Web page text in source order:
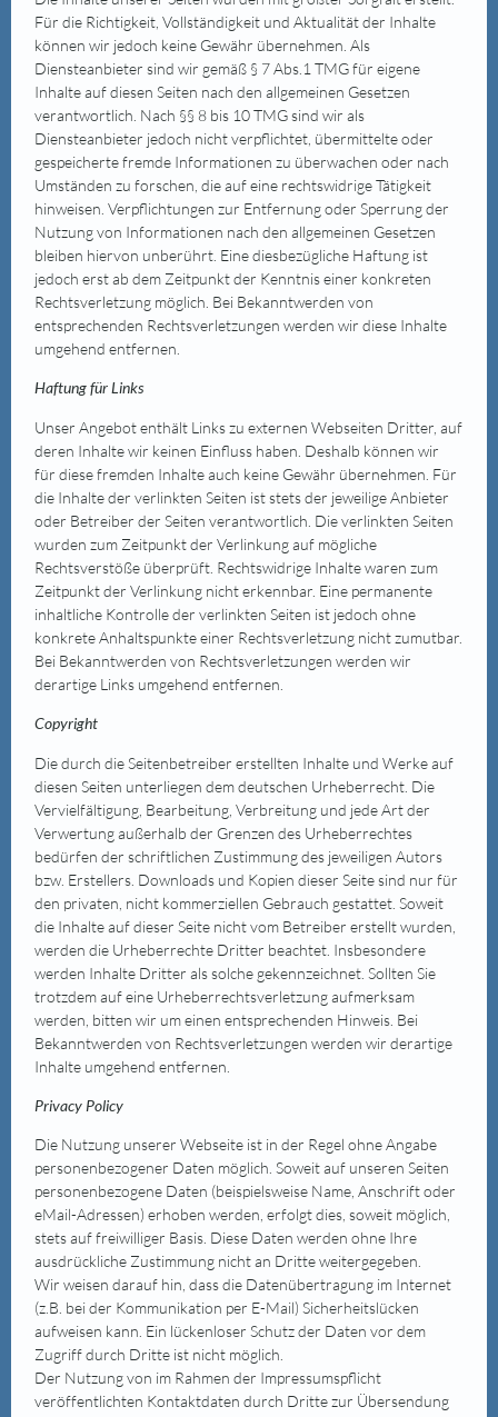
Für die Richtigkeit, Vollständigkeit und Aktualität der Inhalte
können wir jedoch keine Gewähr übernehmen. Als
Diensteanbieter sind wir gemäß § 7 Abs.1 TMG für eigene
Inhalte auf diesen Seiten nach den allgemeinen Gesetzen
verantwortlich. Nach §§ 8 bis 10 TMG sind wir als
Diensteanbieter jedoch nicht verpflichtet, übermittelte oder
gespeicherte fremde Informationen zu überwachen oder nach
Umständen zu forschen, die auf eine rechtswidrige Tätigkeit
hinweisen. Verpflichtungen zur Entfernung oder Sperrung der
Nutzung von Informationen nach den allgemeinen Gesetzen
bleiben hiervon unberührt. Eine diesbezügliche Haftung ist
jedoch erst ab dem Zeitpunkt der Kenntnis einer konkreten
Rechtsverletzung möglich. Bei Bekanntwerden von
entsprechenden Rechtsverletzungen werden wir diese Inhalte
umgehend entfernen.
Haftung für Links
Unser Angebot enthält Links zu externen Webseiten Dritter, auf
deren Inhalte wir keinen Einfluss haben. Deshalb können wir
für diese fremden Inhalte auch keine Gewähr übernehmen. Für
die Inhalte der verlinkten Seiten ist stets der jeweilige Anbieter
oder Betreiber der Seiten verantwortlich. Die verlinkten Seiten
wurden zum Zeitpunkt der Verlinkung auf mögliche
Rechtsverstöße überprüft. Rechtswidrige Inhalte waren zum
Zeitpunkt der Verlinkung nicht erkennbar. Eine permanente
inhaltliche Kontrolle der verlinkten Seiten ist jedoch ohne
konkrete Anhaltspunkte einer Rechtsverletzung nicht zumutbar.
Bei Bekanntwerden von Rechtsverletzungen werden wir
derartige Links umgehend entfernen.
Copyright
Die durch die Seitenbetreiber erstellten Inhalte und Werke auf
diesen Seiten unterliegen dem deutschen Urheberrecht. Die
Vervielfältigung, Bearbeitung, Verbreitung und jede Art der
Verwertung außerhalb der Grenzen des Urheberrechtes
bedürfen der schriftlichen Zustimmung des jeweiligen Autors
bzw. Erstellers. Downloads und Kopien dieser Seite sind nur für
den privaten, nicht kommerziellen Gebrauch gestattet. Soweit
die Inhalte auf dieser Seite nicht vom Betreiber erstellt wurden,
werden die Urheberrechte Dritter beachtet. Insbesondere
werden Inhalte Dritter als solche gekennzeichnet. Sollten Sie
trotzdem auf eine Urheberrechtsverletzung aufmerksam
werden, bitten wir um einen entsprechenden Hinweis. Bei
Bekanntwerden von Rechtsverletzungen werden wir derartige
Inhalte umgehend entfernen.
Privacy Policy
Die Nutzung unserer Webseite ist in der Regel ohne Angabe
personenbezogener Daten möglich. Soweit auf unseren Seiten
personenbezogene Daten (beispielsweise Name, Anschrift oder
eMail-Adressen) erhoben werden, erfolgt dies, soweit möglich,
stets auf freiwilliger Basis. Diese Daten werden ohne Ihre
ausdrückliche Zustimmung nicht an Dritte weitergegeben.
Wir weisen darauf hin, dass die Datenübertragung im Internet
(z.B. bei der Kommunikation per E-Mail) Sicherheitslücken
aufweisen kann. Ein lückenloser Schutz der Daten vor dem
Zugriff durch Dritte ist nicht möglich.
Der Nutzung von im Rahmen der Impressumspflicht
veröffentlichten Kontaktdaten durch Dritte zur Übersendung